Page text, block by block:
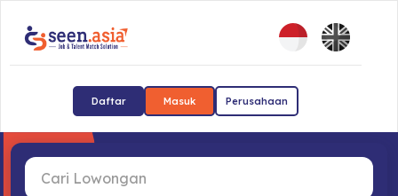
Daftar Masuk Perusahaan